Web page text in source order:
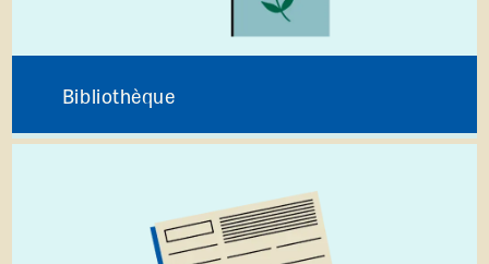
Bibliothèque